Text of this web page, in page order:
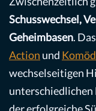
Schusswechsel,
Geheimbasen.
Action und
wechselseitigen
unterschiedlichen